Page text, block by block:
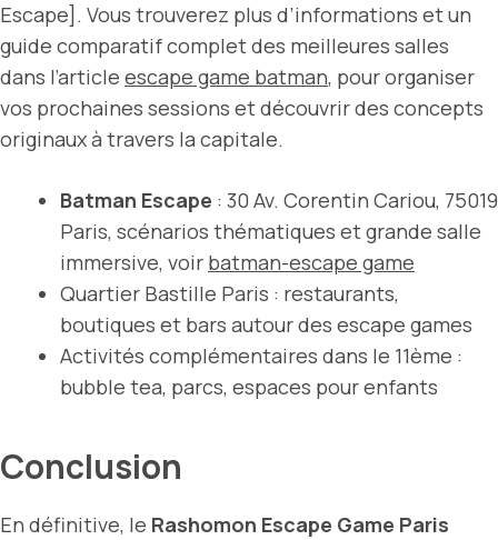
Escape]. Vous trouverez plus d’informations et un
guide comparatif complet des meilleures salles
dans l’article escape game batman, pour organiser
vos prochaines sessions et découvrir des concepts
originaux à travers la capitale.
Batman Escape : 30 Av. Corentin Cariou, 75019
Paris, scénarios thématiques et grande salle
immersive, voir batman-escape game
Quartier Bastille Paris : restaurants,
boutiques et bars autour des escape games
Activités complémentaires dans le 11ème :
bubble tea, parcs, espaces pour enfants
Conclusion
En définitive, le Rashomon Escape Game Paris